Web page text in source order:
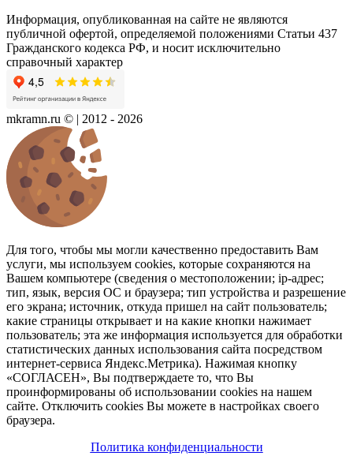
Информация, опубликованная на сайте не являются
публичной офертой, определяемой положениями Статьи 437
Гражданского кодекса РФ, и носит исключительно
справочный характер
mkramn.ru © | 2012 - 2026
Для того, чтобы мы могли качественно предоставить Вам
услуги, мы используем cookies, которые сохраняются на
Вашем компьютере (сведения о местоположении; ip-адрес;
тип, язык, версия ОС и браузера; тип устройства и разрешение
его экрана; источник, откуда пришел на сайт пользователь;
какие страницы открывает и на какие кнопки нажимает
пользователь; эта же информация используется для обработки
статистических данных использования сайта посредством
интернет-сервиса Яндекс.Метрика). Нажимая кнопку
«СОГЛАСЕН», Вы подтверждаете то, что Вы
проинформированы об использовании cookies на нашем
сайте. Отключить cookies Вы можете в настройках своего
браузера.
Политика конфиденциальности